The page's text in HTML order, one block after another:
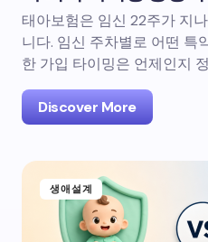
태아보험은 임신 22주가 지
니다. 임신 주차별로 어떤 특
한 가입 타이밍은 언제인지
Discover More
생애설계